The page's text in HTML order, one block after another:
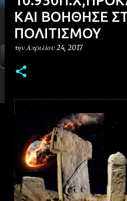
ΚΑΙ ΒΟΗΘΗΣΕ
ΠΟΛΙΤΙΣΜΟΥ
τηνΑπριλίου 24, 2017